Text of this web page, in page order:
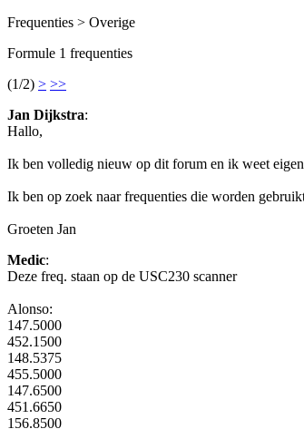
Frequenties > Overige
Formule 1 frequenties
(1/2) > >>
Jan Dijkstra:
Hallo,
Ik ben volledig nieuw op dit forum en ik weet
Ik ben op zoek naar frequenties die worden
Groeten Jan
Medic:
Deze freq. staan op de USC230 scanner
Alonso:
147.5000
452.1500
148.5375
455.5000
147.6500
451.6650
156.8500